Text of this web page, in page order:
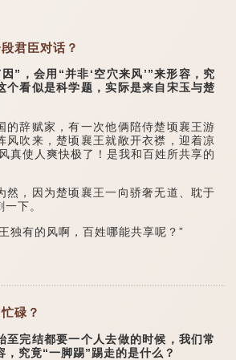
君臣对话？
，会用“并非‘空穴来风’”来形容，究
个看似是科学题，实际是来自宋玉与楚
辞赋家，有一次他俩陪侍楚顷襄王游
风吹来，楚顷襄王就敞开衣襟，迎着凉
真使人爽快极了！是我和百姓所共享的
，因为楚顷襄王一向骄奢无道、耽于
下。
有的风啊，百姓哪能共享呢？”
碌？
完结都要一个人去做的时候，我们常
，究竟“一脚踢”踢走的是什么？